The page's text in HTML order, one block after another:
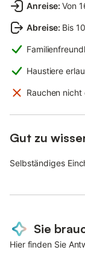
Anreise: Von
Abreise: Bis
Haustiere
Rauchen nicht
Gut zu
Selbständiges
Sie
Hier finden Sie